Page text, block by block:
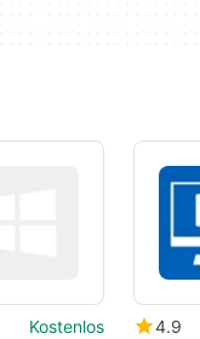
Kostenlos 4.9